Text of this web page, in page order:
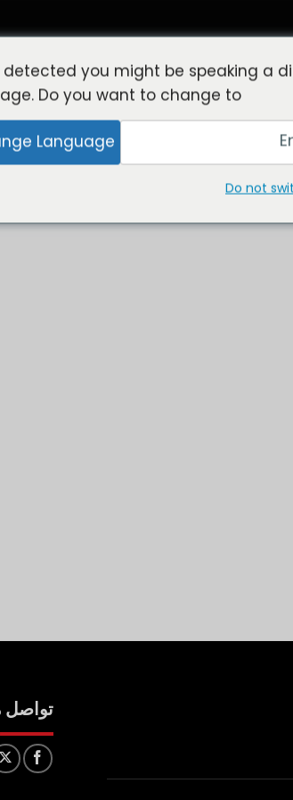
العمل الوظائف في الخارج
تواصل
detected you might be speaking a
Do you want to change to:
Language
Do not